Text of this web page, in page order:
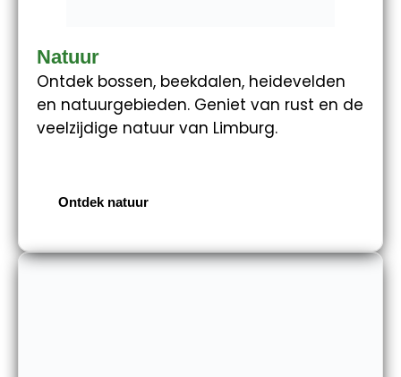
Natuur
Ontdek bossen, beekdalen, heidevelden
en natuurgebieden. Geniet van rust en de
veelzijdige natuur van Limburg.
Ontdek natuur